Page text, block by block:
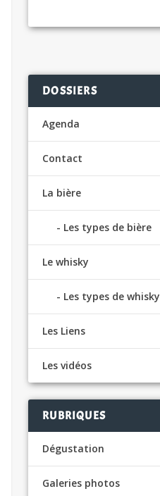
DOSSIERS
Agenda
Contact
La bière
Les types de bière
Le whisky
Les types de whisky
Les Liens
Les vidéos
RUBRIQUES
Dégustation
Galeries photos